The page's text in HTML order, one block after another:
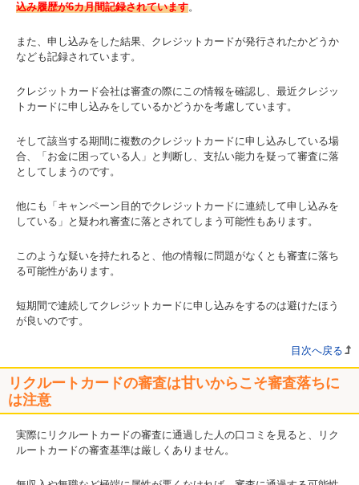
込み履歴が6カ月間記録されています。
また、申し込みをした結果、クレジットカードが発行されたかどうか
なども記録されています。
クレジットカード会社は審査の際にこの情報を確認し、最近クレジッ
トカードに申し込みをしているかどうかを考慮しています。
そして該当する期間に複数のクレジットカードに申し込みしている場
合、「お金に困っている人」と判断し、支払い能力を疑って審査に落
としてしまうのです。
他にも「キャンペーン目的でクレジットカードに連続して申し込みを
している」と疑われ審査に落とされてしまう可能性もあります。
このような疑いを持たれると、他の情報に問題がなくとも審査に落ち
る可能性があります。
短期間で連続してクレジットカードに申し込みをするのは避けたほう
が良いのです。
目次へ戻る
リクルートカードの審査は甘いからこそ審査落ちに
は注意
実際にリクルートカードの審査に通過した人の口コミを見ると、リク
ルートカードの審査基準は厳しくありません。